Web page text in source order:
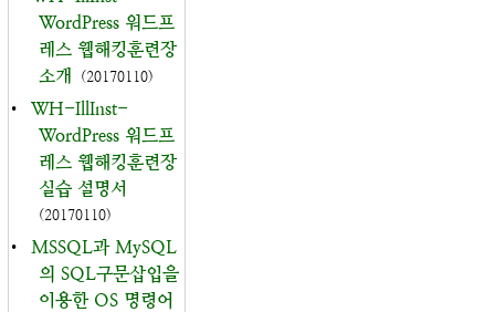
WordPress 워드프
레스 웹해킹훈련장
소개
(20170110)
•
WH-IllInst-
WordPress 워드프
레스 웹해킹훈련장
실습 설명서
(20170110)
•
MSSQL과 MySQL
의 SQL구문삽입을
이용한 OS 명령어